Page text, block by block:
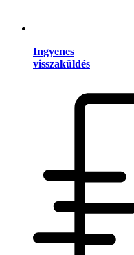
Ingyenes
visszaküldés